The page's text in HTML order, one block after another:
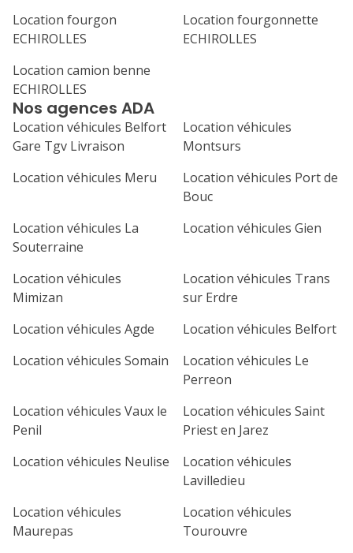
septembre 2026
lu me je
1
7 8
14 16
21 22 23 24 25
Nos agences ADA
Location véhicules Belfort
Gare Tgv Livraison
Location véhicules
Montsurs
Location véhicules Meru
Location véhicules Port de
Bouc
Location véhicules La
Souterraine
Location véhicules Gien
Location véhicules
Mimizan
Location véhicules Trans
sur Erdre
Location véhicules Agde
Location véhicules Belfort
Location véhicules Somain
Location véhicules Le
Perreon
Location véhicules Vaux le
Penil
Location véhicules Saint
Priest en Jarez
Location véhicules Neulise
Location véhicules
Lavilledieu
Location véhicules
Maurepas
Location véhicules
Tourouvre
Location fourgon
ECHIROLLES
Location fourgonnette
ECHIROLLES
Location camion benne
ECHIROLLES